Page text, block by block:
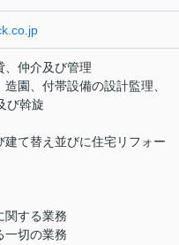
、仲介及び管理
園、付帯設備の設計監理、
び斡旋
建て替え並びに住宅リフォー
関する業務
一切の業務